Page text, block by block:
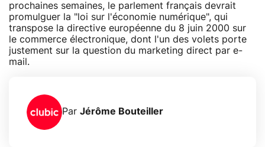
prochaines semaines, le parlement français devrait
promulguer la "loi sur l'économie numérique", qui
transpose la directive européenne du 8 juin 2000 sur
le commerce électronique, dont l'un des volets porte
justement sur la question du marketing direct par e-
mail.
Par Jérôme Bouteiller